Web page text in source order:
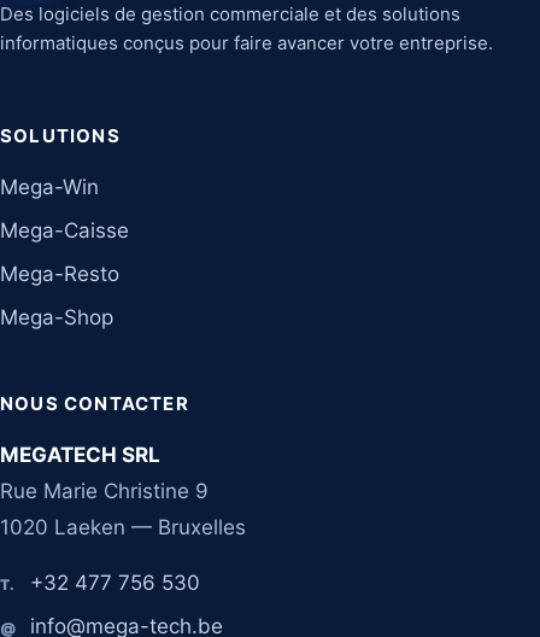
Des logiciels de gestion commerciale et des solutions
informatiques conçus pour faire avancer votre entreprise.
SOLUTIONS
Mega-Win
Mega-Caisse
Mega-Resto
Mega-Shop
NOUS CONTACTER
MEGATECH SRL
Rue Marie Christine 9
1020 Laeken — Bruxelles
T. +32 477 756 530
@ info@mega-tech.be